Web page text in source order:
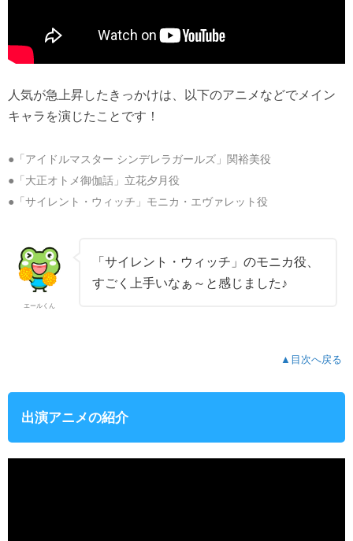
人気が急上昇したきっかけは、以下のアニメなどでメイン
キャラを演じたことです！
●「アイドルマスター シンデレラガールズ」関裕美役
●「大正オトメ御伽話」立花夕月役
●「サイレント・ウィッチ」モニカ・エヴァレット役
エールくん
「サイレント・ウィッチ」のモニカ役、
すごく上手いなぁ～と感じました♪
▲目次へ戻る
出演アニメの紹介